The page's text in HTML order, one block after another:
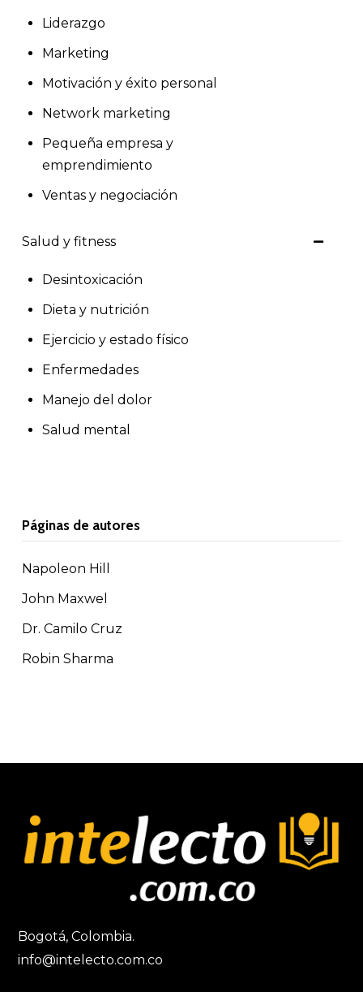
Liderazgo
Marketing
Motivación y éxito personal
Network marketing
Pequeña empresa y
emprendimiento
Ventas y negociación
Salud y fitness
Desintoxicación
Dieta y nutrición
Ejercicio y estado físico
Enfermedades
Manejo del dolor
Salud mental
Páginas de autores
Napoleon Hill
John Maxwel
Dr. Camilo Cruz
Robin Sharma
Bogotá, Colombia.
info@intelecto.com.co